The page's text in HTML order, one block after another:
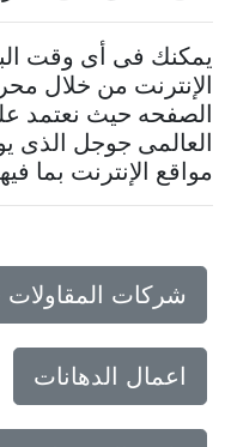
يمكنك فى أى وقت
الإنترنت من خلال
الصفحه حيث نعتمد
العالمى جوجل الذى
مواقع الإنترنت بما
شركات المقاولات
اعمال الدهانات